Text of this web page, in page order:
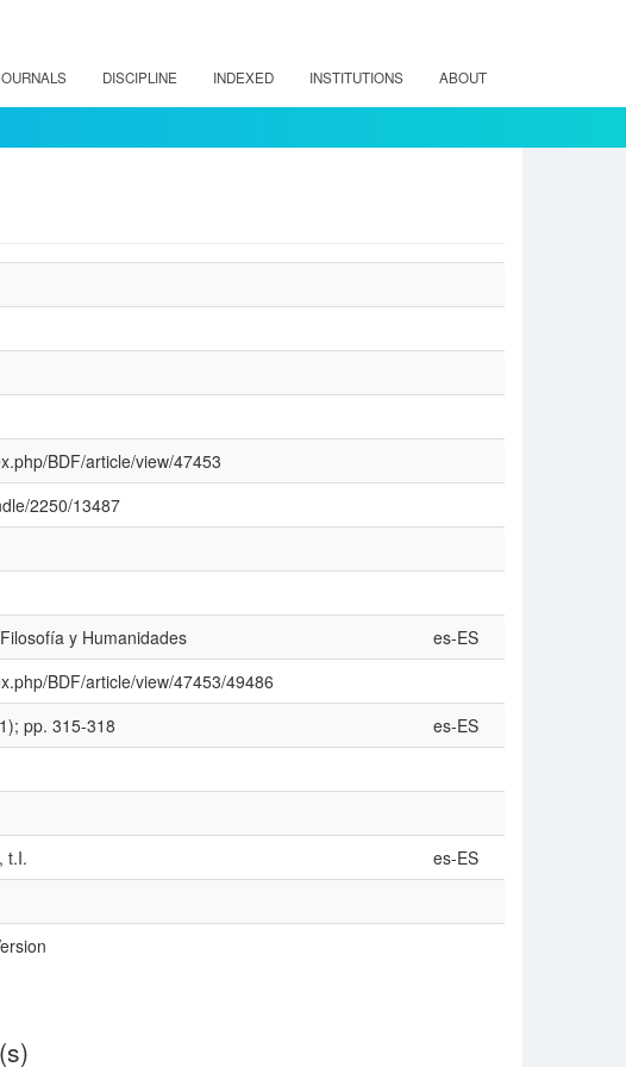
DISCIPLINE INDEXED INSTITUTIONS ABOUT
BDF/article/view/47453
2250/13487
y Humanidades
es-ES
BDF/article/view/47453/49486
pp. 315-318
es-ES
t.I.
es-ES